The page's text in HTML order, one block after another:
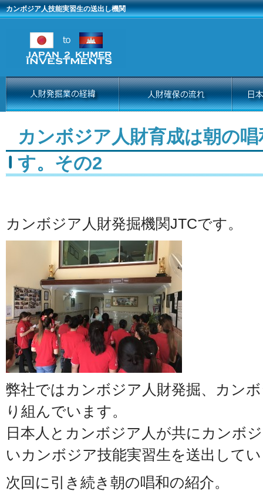
カンボジア人技能実習生の送出し機関
カンボジア人財育成は朝の
す。その2
カンボジア人財発掘機関JTCです。
弊社ではカンボジア人財発掘、カン
り組んでいます。
日本人とカンボジア人が共にカンボ
いカンボジア技能実習生を送出して
次回に引き続き朝の唱和の紹介。